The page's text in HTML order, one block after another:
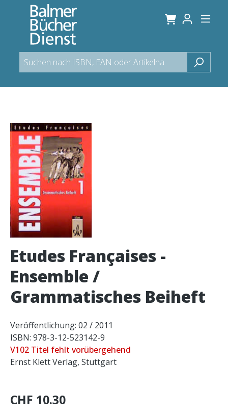
springen
Bildergalerie überspringen
Etudes Françaises -
Ensemble /
Grammatisches Beiheft
Veröffentlichung: 02 / 2011
ISBN: 978-3-12-523142-9
V102 Titel fehlt vorübergehend
Ernst Klett Verlag, Stuttgart
CHF 10.30